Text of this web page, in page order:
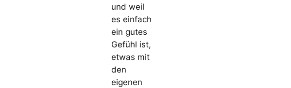
und weil
es einfach
ein gutes
Gefühl ist,
etwas mit
den
eigenen